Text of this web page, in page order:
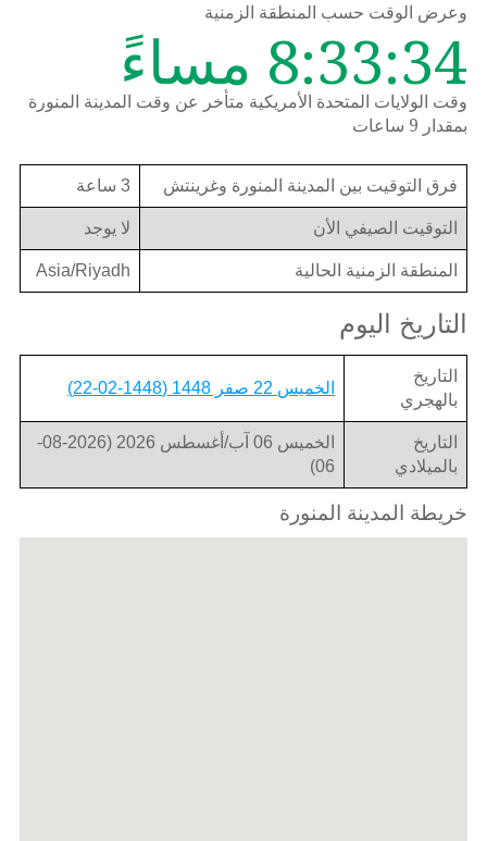
وعرض الوقت حسب المنطقة الزمنية
8:33:34 مساءً
وقت الولايات المتحدة الأمريكية متأخر عن وقت المدينة المنورة
بمقدار 9 ساعات
فرق التوقيت بين المدينة المنورة وغرينتش 3 ساعة
التوقيت الصيفي الأن لا يوجد
المنطقة الزمنية الحالية Asia/Riyadh
التاريخ اليوم
التاريخ
بالهجري
الخميس 22 صفر 1448 (1448-02-22)
التاريخ
بالميلادي
الخميس 06 آب/أغسطس 2026 (2026-08-
06)
خريطة المدينة المنورة